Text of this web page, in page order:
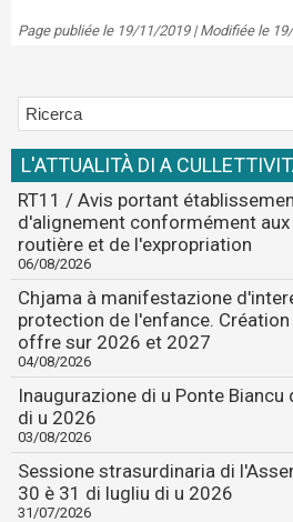
Page publiée le 19/11/2019 | Modifiée le
L'ATTUALITÀ DI A
RT11 / Avis portant
d'alignement conformément
routière et de l'expropriation
06/08/2026
Chjama à manifestazione
protection de l'enfance.
offre sur 2026 et 2027
04/08/2026
Inaugurazione di u Ponte Biancu
di u 2026
03/08/2026
Sessione strasurdinaria di
30 è 31 di lugliu di u 2026
31/07/2026